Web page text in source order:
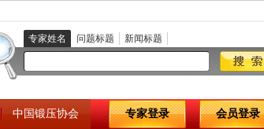
专家姓名 问题标题 新闻标题
中国锻压协会 专家登录 会员登录